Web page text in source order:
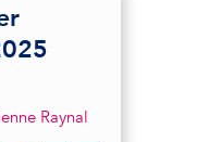
Raynal